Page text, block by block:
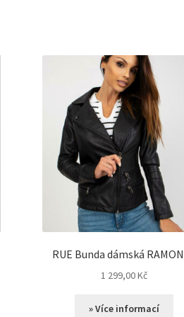
RUE Bunda dámská
1 299,00Kč
» Více informací